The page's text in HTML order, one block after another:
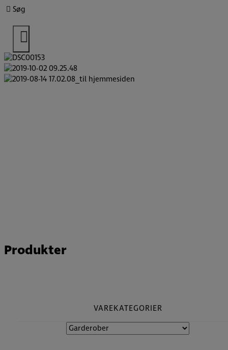
Hop
indholdet
Søg
Produkter
VAREKATEGORIER